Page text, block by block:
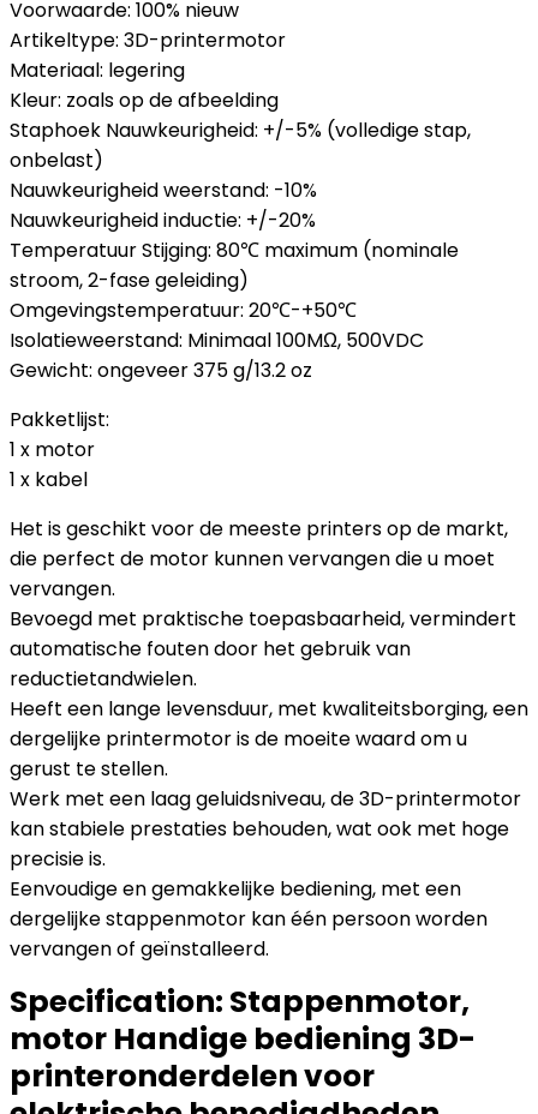
Voorwaarde: 100% nieuw
Artikeltype: 3D-printermotor
Materiaal: legering
Kleur: zoals op de afbeelding
Staphoek Nauwkeurigheid: +/-5% (volledige stap,
onbelast)
Nauwkeurigheid weerstand: -10%
Nauwkeurigheid inductie: +/-20%
Temperatuur Stijging: 80℃ maximum (nominale
stroom, 2-fase geleiding)
Omgevingstemperatuur: 20℃-+50℃
Isolatieweerstand: Minimaal 100MΩ, 500VDC
Gewicht: ongeveer 375 g/13.2 oz
Pakketlijst:
1 x motor
1 x kabel
Het is geschikt voor de meeste printers op de markt,
die perfect de motor kunnen vervangen die u moet
vervangen.
Bevoegd met praktische toepasbaarheid, vermindert
automatische fouten door het gebruik van
reductietandwielen.
Heeft een lange levensduur, met kwaliteitsborging, een
dergelijke printermotor is de moeite waard om u
gerust te stellen.
Werk met een laag geluidsniveau, de 3D-printermotor
kan stabiele prestaties behouden, wat ook met hoge
precisie is.
Eenvoudige en gemakkelijke bediening, met een
dergelijke stappenmotor kan één persoon worden
vervangen of geïnstalleerd.
Specification: Stappenmotor,
motor Handige bediening 3D-
printeronderdelen voor